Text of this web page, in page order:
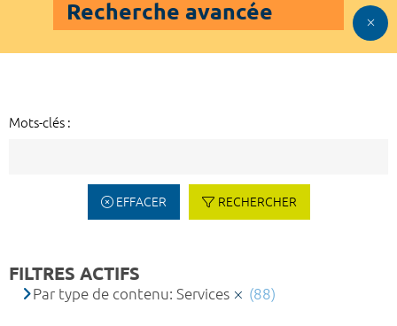
Recherche avancée
Mots-clés :
EFFACER RECHERCHER
FILTRES ACTIFS
Par type de contenu: Services (88)